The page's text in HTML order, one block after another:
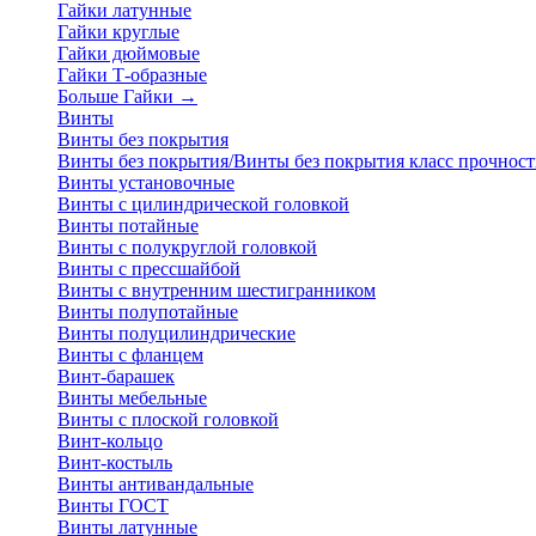
Гайки латунные
Гайки круглые
Гайки дюймовые
Гайки Т-образные
Больше Гайки →
Винты
Винты без покрытия
Винты без покрытия/Винты без покрытия класс
Винты установочные
Винты с цилиндрической головкой
Винты потайные
Винты с полукруглой головкой
Винты с прессшайбой
Винты с внутренним шестигранником
Винты полупотайные
Винты полуцилиндрические
Винты с фланцем
Винт-барашек
Винты мебельные
Винты с плоской головкой
Винт-кольцо
Винт-костыль
Винты антивандальные
Винты ГОСТ
Винты латунные